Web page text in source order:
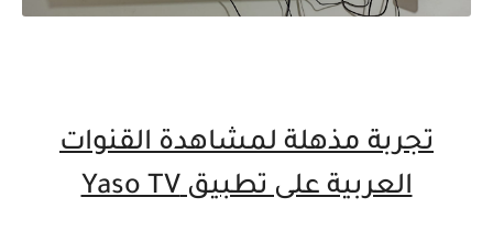
تجربة مذهلة لمشاهدة القنوات
العربية على تطبيق Yaso TV